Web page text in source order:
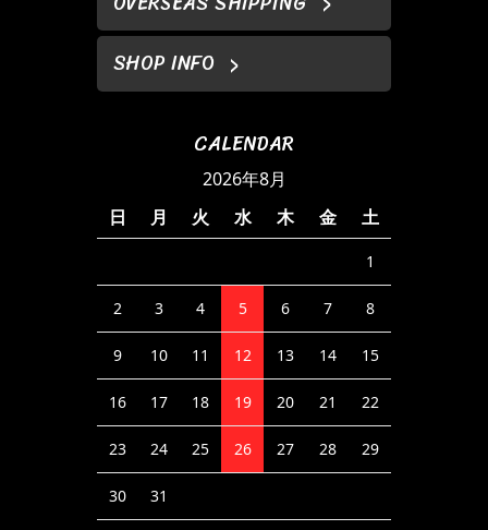
SHOP INFO
CALENDAR
2026年8月
日
月 火 水 木 金 土
1
2 3 4 5 6 7 8
9 10 11 12 13 14 15
16 17 18 19 20 21 22
23 24 25 26 27 28 29
30 31